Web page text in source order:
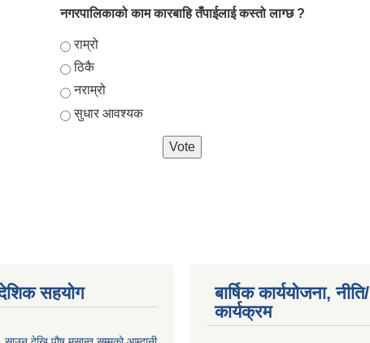
नगरपालिकाको काम कारबाहि तँपाईलाई कस्तो लाग्छ ?
Choices
राम्रो
ठिकै
नराम्रो
सुधार आवश्यक
सहयोग
बार्षिक कार्ययोजना, नीति/
कार्यक्रम